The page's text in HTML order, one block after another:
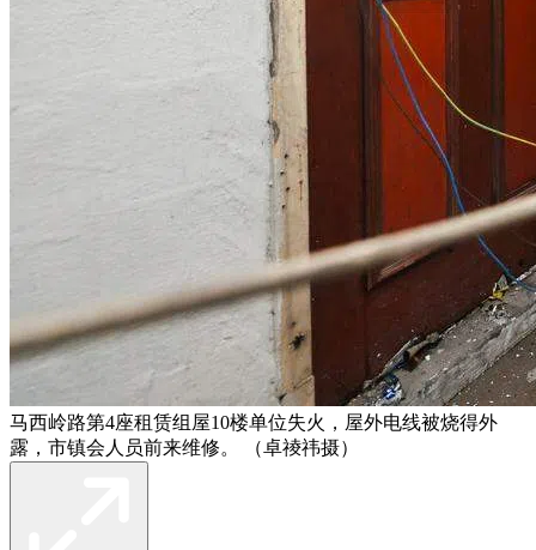
马西岭路第4座租赁组屋10楼单位失火，屋外电线被烧得外
露，市镇会人员前来维修。 （卓祾祎摄）